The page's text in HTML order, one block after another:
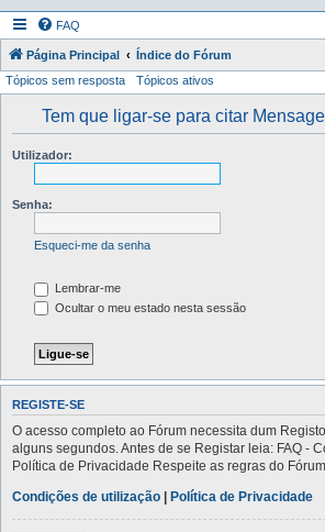
FAQ
Página Principal Índice do Fórum
Tópicos sem resposta Tópicos ativos
Tem que ligar-se para citar
Utilizador:
Senha:
Esqueci-me da senha
Lembrar-me
Ocultar o meu estado nesta sessão
REGISTE-SE
O acesso completo ao Fórum necessita dum
alguns segundos. Antes de se Registar leia: FAQ -
Política de Privacidade Respeite as regras do Fórum.
Condições de utilização | Política de Privacidade